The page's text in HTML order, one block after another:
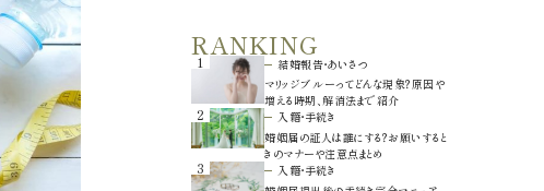
RANKING
1
結婚報告・あいさつ
マリッジブルーってどんな現象？原因や
増える時期、解消法まで紹介
2
入籍・手続き
婚姻届の証人は誰にする？お願いすると
きのマナーや注意点まとめ
3
入籍・手続き